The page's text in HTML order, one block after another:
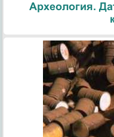
Археология.